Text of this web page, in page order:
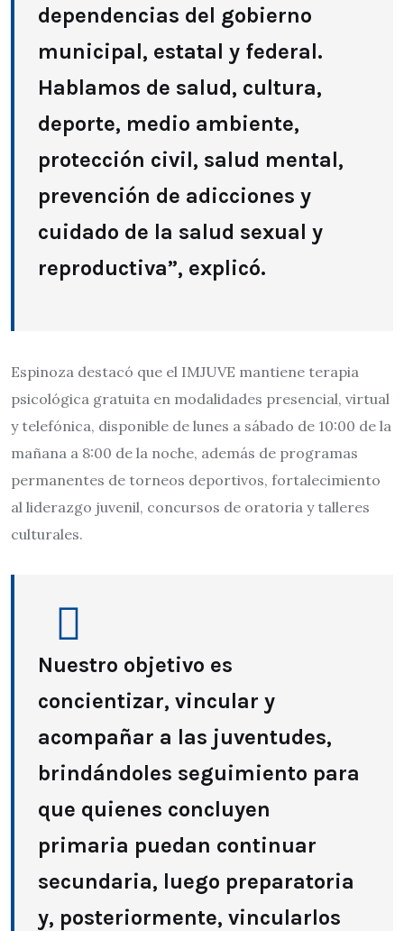
dependencias del gobierno
municipal, estatal y federal.
Hablamos de salud, cultura,
deporte, medio ambiente,
protección civil, salud mental,
prevención de adicciones y
cuidado de la salud sexual y
reproductiva”, explicó.
Espinoza destacó que el IMJUVE mantiene terapia
psicológica gratuita en modalidades presencial, virtual
y telefónica, disponible de lunes a sábado de 10:00 de la
mañana a 8:00 de la noche, además de programas
permanentes de torneos deportivos, fortalecimiento
al liderazgo juvenil, concursos de oratoria y talleres
culturales.
Nuestro objetivo es
concientizar, vincular y
acompañar a las juventudes,
brindándoles seguimiento para
que quienes concluyen
primaria puedan continuar
secundaria, luego preparatoria
y, posteriormente, vincularlos